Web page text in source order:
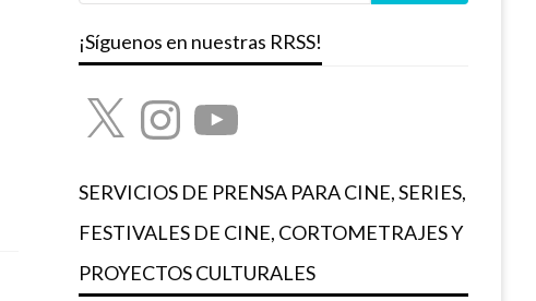
¡Síguenos en nuestras RRSS!
X InstagramYouTube
SERVICIOS DE PRENSA PARA CINE, SERIES,
FESTIVALES DE CINE, CORTOMETRAJES Y
PROYECTOS CULTURALES